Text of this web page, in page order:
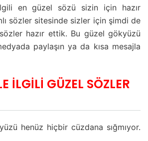
en güzel sözü sizin için hazır
sözler sitesinde sizler için şimdi de
hazır ettik. Bu güzel gökyüzü
paylaşın ya da kısa mesajla
İLGİLİ GÜZEL SÖZLER
henüz hiçbir cüzdana sığmıyor.